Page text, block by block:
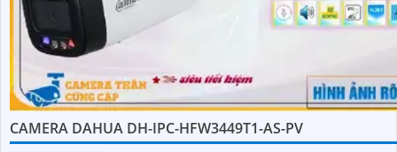
CAMERA DAHUA DH-IPC-HFW3449T1-AS-PV